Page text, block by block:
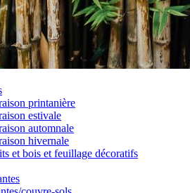
printanière
estivale
automnale
hivernale
et bois et feuillage décoratifs